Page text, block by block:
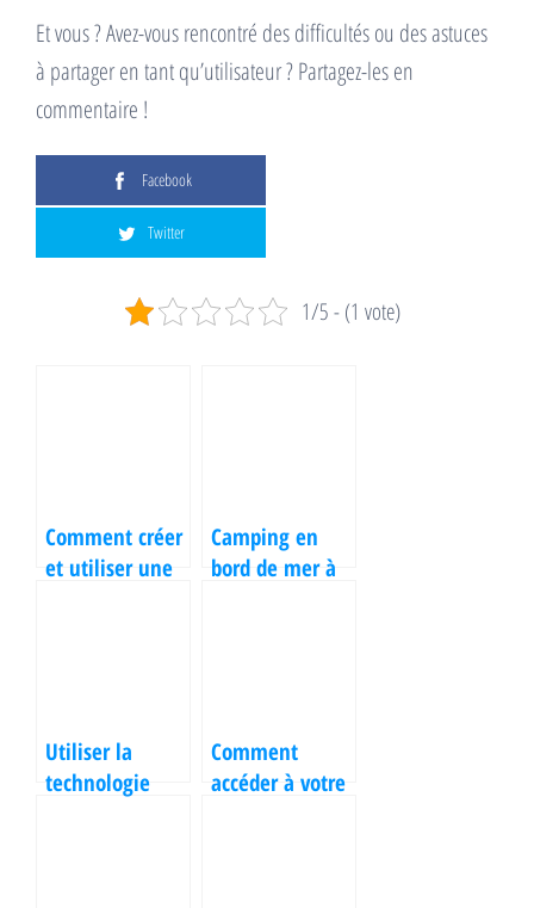
Et vous ? Avez-vous rencontré des difficultés ou des astuces
à partager en tant qu’utilisateur ? Partagez-les en
commentaire !
Facebook
Twitter
1/5 - (1 vote)
Comment créer
et utiliser une
Camping en
bord de mer à
Utiliser la
technologie
Comment
accéder à votre